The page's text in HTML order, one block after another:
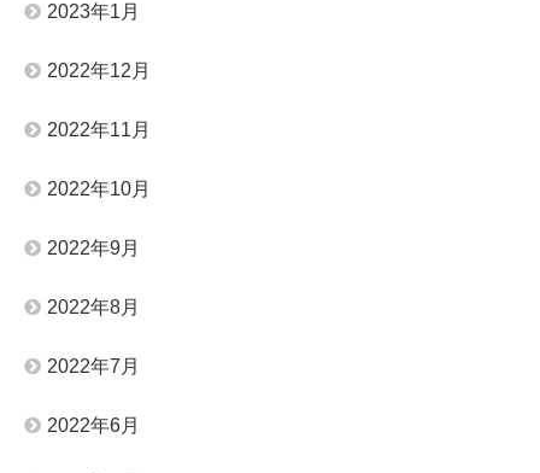
2023年1月
2022年12月
2022年11月
2022年10月
2022年9月
2022年8月
2022年7月
2022年6月